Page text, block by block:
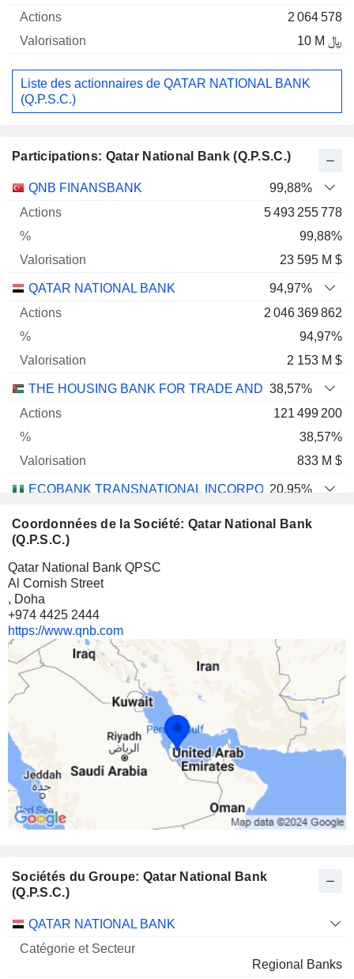
2 064 578
10 M ﷼
Liste des actionnaires de QATAR NATIONAL BANK
(Q.P.S.C.)
Participations: Qatar National Bank (Q.P.S.C.)
Nom Actions % Valorisation
QNB FINANSBANK
99,88%
5 493 255 778
99,88%
23 595 M $
QATAR NATIONAL BANK
94,97%
2 046 369 862
94,97%
2 153 M $
THE HOUSING BANK FOR TRADE AND FINANCE
38,57%
121 499 200
38,57%
833 M $
ECOBANK TRANSNATIONAL INCORPORATED
20,95%
COMMERCIAL BANK INTERNATIONAL
PT BANK QNB INDONESIA TBK
91,57%
32 195 726 062
91,57%
MISR CEMENT (QENA) COMPANY (S.A.E)
6 428 685
Coordonnées de la Société: Qatar National Bank
(Q.P.S.C.)
Qatar National Bank QPSC
Al Cornish Street
, Doha
+974 4425 2444
https://www.qnb.com
Sociétés du Groupe: Qatar National Bank
(Q.P.S.C.)
Nom
Catégorie
Secteur
QATAR NATIONAL BANK
Regional Banks